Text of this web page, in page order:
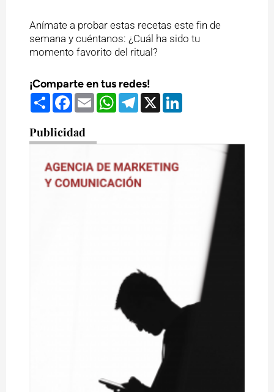
Anímate a probar estas recetas este fin de
semana y cuéntanos: ¿Cuál ha sido tu
momento favorito del ritual?
¡Comparte en tus redes!
Compartir
Facebook
EmailWhatsApp
Telegram
X LinkedIn
Publicidad